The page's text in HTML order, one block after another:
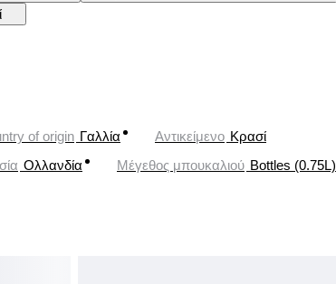
of origin Γαλλία Αντικείμενο Κρασί
Ολλανδία Μέγεθος μπουκαλιού Bottles (0.75L)